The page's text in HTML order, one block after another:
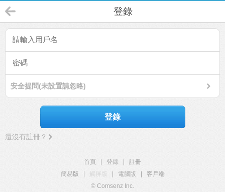
登錄
安全提問(未設置請忽略)
登錄
還沒有註冊？
首頁 登錄
註冊
簡易版
觸屏版 電腦版
客戶端
© Comsenz Inc.